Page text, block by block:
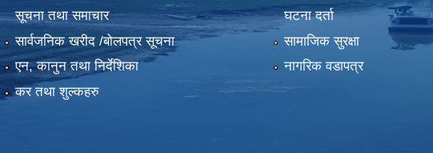
सूचना तथा समाचार
सार्वजनिक खरीद /बोलपत्र सूचना
एन, कानुन तथा निर्देशिका
कर तथा शुल्कहरु
घटना दर्ता
सामाजिक सुरक्षा
नागरिक वडापत्र